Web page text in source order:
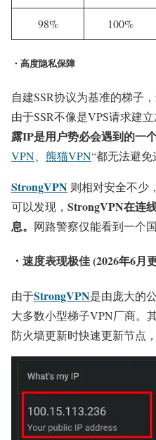
98% 100%
・高度隐私保障
自建SSR协议为基准的梯子
由于SSR不像是VPS请求建
露IP是用户势必会遇到的一
VPN
熊猫VPN“都无法避免
StrongVPN 则相对安全不少
可以发现， StrongVPN在连
息。 网路警察仅能看到一个
・速度表现极佳 (2026年6月
由于StrongVPN是由庞大的
大多数小型梯子VPN厂商。
防火墙更新时快速更新节点